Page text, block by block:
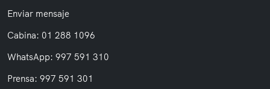
Enviar mensaje
Cabina: 01 288 1096
WhatsApp: 997 591 310
Prensa: 997 591 301